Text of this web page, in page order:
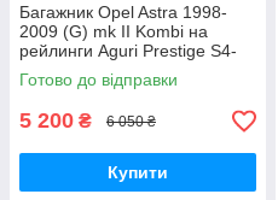
Багажник Opel Astra 1998-
2009 (G) mk II Kombi на
рейлинги Aguri Prestige S4-
1499B
Готово до відправки
5 200 ₴ 6 050 ₴
Купити